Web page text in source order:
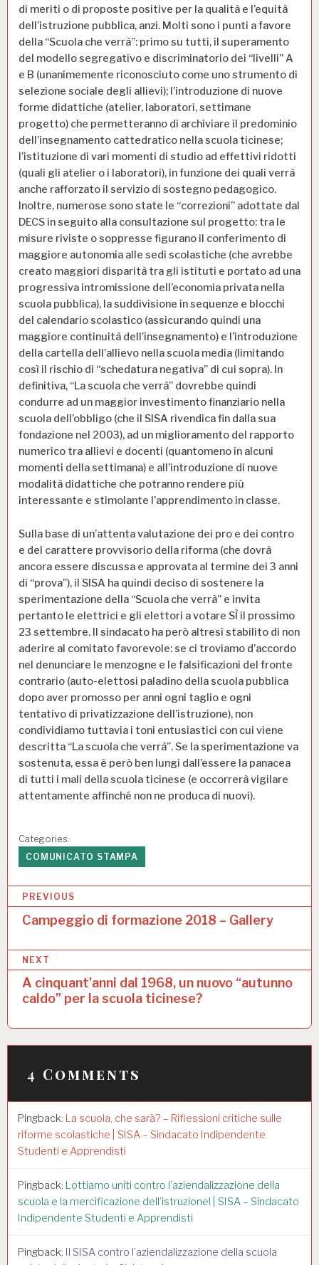
di meriti o di proposte positive per la qualità e l’equità
dell’istruzione pubblica, anzi. Molti sono i punti a favore
della “Scuola che verrà”: primo su tutti, il superamento
del modello segregativo e discriminatorio dei “livelli” A
e B (unanimemente riconosciuto come uno strumento di
selezione sociale degli allievi); l’introduzione di nuove
forme didattiche (atelier, laboratori, settimane
progetto) che permetteranno di archiviare il predominio
dell’insegnamento cattedratico nella scuola ticinese;
l’istituzione di vari momenti di studio ad effettivi ridotti
(quali gli atelier o i laboratori), in funzione dei quali verrà
anche rafforzato il servizio di sostegno pedagogico.
Inoltre, numerose sono state le “correzioni” adottate dal
DECS in seguito alla consultazione sul progetto: tra le
misure riviste o soppresse figurano il conferimento di
maggiore autonomia alle sedi scolastiche (che avrebbe
creato maggiori disparità tra gli istituti e portato ad una
progressiva intromissione dell’economia privata nella
scuola pubblica), la suddivisione in sequenze e blocchi
del calendario scolastico (assicurando quindi una
maggiore continuità dell’insegnamento) e l’introduzione
della cartella dell’allievo nella scuola media (limitando
così il rischio di “schedatura negativa” di cui sopra). In
definitiva, “La scuola che verrà” dovrebbe quindi
condurre ad un maggior investimento finanziario nella
scuola dell’obbligo (che il SISA rivendica fin dalla sua
fondazione nel 2003), ad un miglioramento del rapporto
numerico tra allievi e docenti (quantomeno in alcuni
momenti della settimana) e all’introduzione di nuove
modalità didattiche che potranno rendere più
interessante e stimolante l’apprendimento in classe.
Sulla base di un’attenta valutazione dei pro e dei contro
e del carattere provvisorio della riforma (che dovrà
ancora essere discussa e approvata al termine dei 3 anni
di “prova”), il SISA ha quindi deciso di sostenere la
sperimentazione della “Scuola che verrà” e invita
pertanto le elettrici e gli elettori a votare SÌ il prossimo
23 settembre. Il sindacato ha però altresì stabilito di non
aderire al comitato favorevole: se ci troviamo d’accordo
nel denunciare le menzogne e le falsificazioni del fronte
contrario (auto-elettosi paladino della scuola pubblica
dopo aver promosso per anni ogni taglio e ogni
tentativo di privatizzazione dell’istruzione), non
condividiamo tuttavia i toni entusiastici con cui viene
descritta “La scuola che verrà”. Se la sperimentazione va
sostenuta, essa è però ben lungi dall’essere la panacea
di tutti i mali della scuola ticinese (e occorrerà vigilare
attentamente affinché non ne produca di nuovi).
Categories:
COMUNICATO STAMPA
N
v
i
g
z
n
e
a
r
t
c
PREVIOUS
Campeggio di formazione 2018 – Gallery
NEXT
A cinquant’anni dal 1968, un nuovo “autunno
caldo” per la scuola ticinese?
4 Comments
Pingback: La scuola, che sarà? – Riflessioni critiche sulle
riforme scolastiche | SISA – Sindacato Indipendente
Studenti e Apprendisti
Pingback: Lottiamo uniti contro l’aziendalizzazione della
scuola e la mercificazione dell’istruzione! | SISA – Sindacato
Indipendente Studenti e Apprendisti
Pingback: Il SISA contro l’aziendalizzazione della scuola